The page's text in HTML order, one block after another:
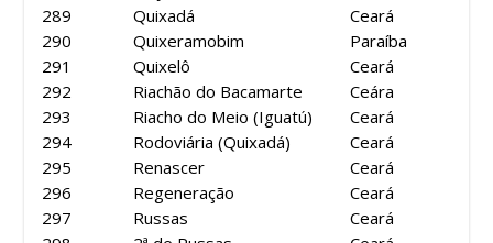
289
290
291
292
293
294
295
296
297
Quixadá
Quixeramobim
Quixelô
Riachão do Bacamarte
Riacho do Meio (Iguatú)
Rodoviária (Quixadá)
Renascer
Regeneração
Russas
Ceará
Paraíba
Ceará
Ceára
Ceará
Ceará
Ceará
Ceará
Ceará